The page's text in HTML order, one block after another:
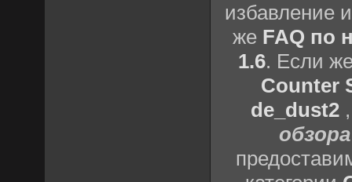
избавление
же FAQ по
1.6. Если
Counter
de_dust2